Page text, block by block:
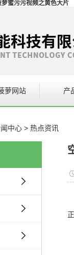
蜜污污视频之黄色大片
萝网站 产
中心 > 热点资讯